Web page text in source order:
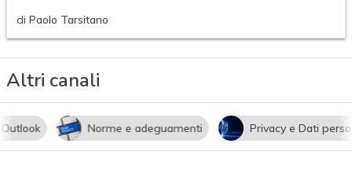
di Paolo Tarsitano
Altri canali
Norme e adeguamenti Privacy e Dati